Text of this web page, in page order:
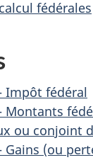
fédérales
Impôt fédéral
Montants
ou conjoint
Gains (ou